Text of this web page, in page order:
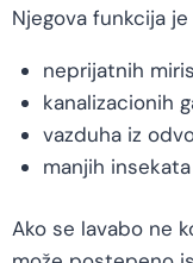
Njegova funkcija
neprijatnih
kanalizacionih
vazduha iz
manjih
Ako se lavabo ne